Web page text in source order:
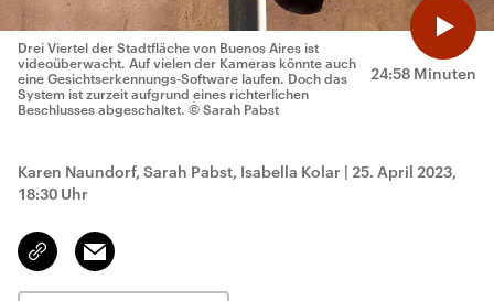
24:58 Minuten
Drei Viertel der Stadtfläche von Buenos Aires ist
videoüberwacht. Auf vielen der Kameras könnte auch
eine Gesichtserkennungs-Software laufen. Doch das
System ist zurzeit aufgrund eines richterlichen
Beschlusses abgeschaltet. © Sarah Pabst
Karen Naundorf, Sarah Pabst, Isabella Kolar | 25. April 2023,
18:30 Uhr
Link
kopieren/teilen
Email